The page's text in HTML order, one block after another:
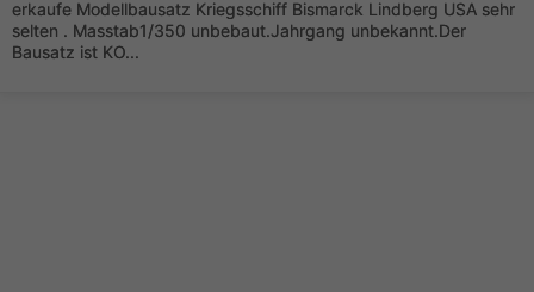
erkaufe Modellbausatz Kriegsschiff Bismarck Lindberg USA sehr
selten . Masstab1/350 unbebaut.Jahrgang unbekannt.Der
Bausatz ist KO...